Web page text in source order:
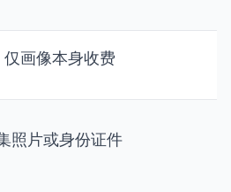
仅画像本身收费
照片或身份证件